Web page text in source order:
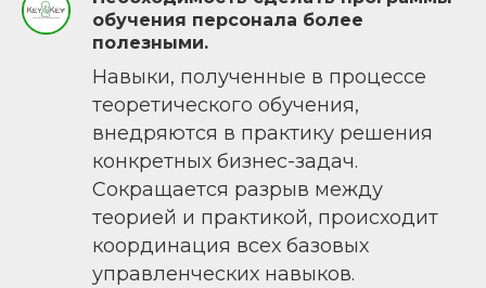
обучения персонала более
полезными.
Навыки, полученные в процессе
теоретического обучения,
внедряются в практику решения
конкретных бизнес-задач.
Сокращается разрыв между
теорией и практикой, происходит
координация всех базовых
управленческих навыков.